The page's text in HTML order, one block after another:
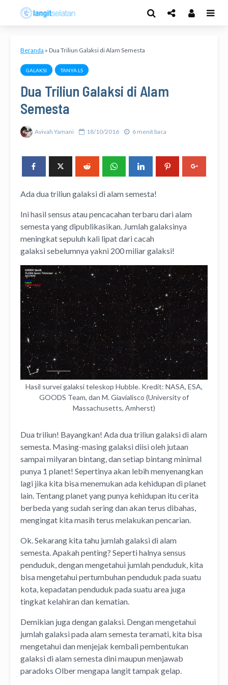
Beranda » Dua Triliun Galaksi di Alam Semesta
GALAKSI TANYA LS
Dua Triliun Galaksi di Alam
Semesta
Avivah Yamani 18/10/2016 6 menit baca
Ada dua triliun galaksi di alam semesta!
Ini hasil sensus atau pencacahan terbaru dari alam
semesta yang dipublikasikan. Jumlah galaksinya
meningkat sepuluh kali lipat dari cacah
galaksi sebelumnya yakni 200 miliar galaksi!
Hasil survei galaksi teleskop Hubble. Kredit: NASA, ESA,
GOODS Team, dan M. Giavialisco (University of
Massachusetts, Amherst)
Dua triliun! Bayangkan! Ada dua triliun galaksi di alam
semesta. Masing-masing galaksi diisi oleh jutaan
sampai milyaran bintang, dan setiap bintang minimal
punya 1 planet! Sepertinya akan lebih menyenangkan
lagi jika kita bisa menemukan ada kehidupan di planet
lain. Tentang planet yang punya kehidupan itu cerita
berbeda yang sudah sering dan akan terus dibahas,
mengingat kita masih terus melakukan pencarian.
Ok. Sekarang kita tahu jumlah galaksi di alam
semesta. Apakah penting? Seperti halnya sensus
penduduk, dengan mengetahui jumlah penduduk, kita
bisa mengetahui pertumbuhan penduduk pada suatu
kota, kepadatan penduduk pada suatu area juga
tingkat kelahiran dan kematian.
Demikian juga dengan galaksi. Dengan mengetahui
jumlah galaksi pada alam semesta teramati, kita bisa
mengetahui dan menjejak kembali pembentukan
galaksi di alam semesta dini maupun menjawab
paradoks Olber mengapa langit tampak gelap.